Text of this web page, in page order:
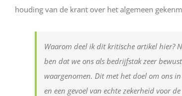
houding van de krant over het algemeen
Waarom deel ik dit kritische artikel hier?
ben dat we ons als bedrijfstak zeer
waargenomen. Dit met het doel om ons
en een gevoel van echte zekerheid voor